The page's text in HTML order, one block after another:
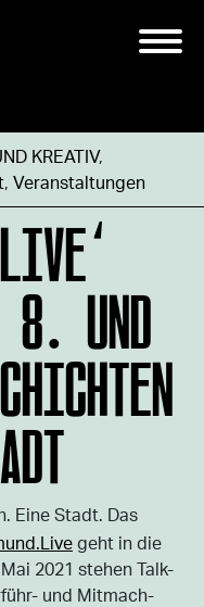
KREATIV,
, Veranstaltungen
8. UND
Eine Stadt. Das
geht in die
2021 stehen Talk-
und Mitmach-